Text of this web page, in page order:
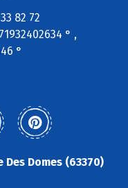
82 72
° ,
°
Domes (63370)